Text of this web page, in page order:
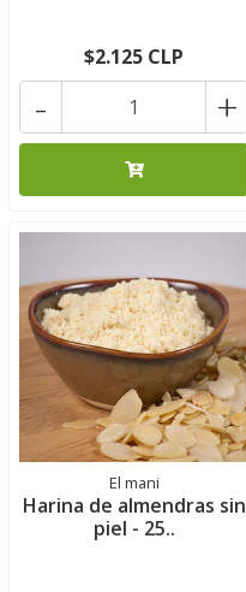
$2.125 CLP
+
-
El mani
Harina de almendras sin
piel - 25..